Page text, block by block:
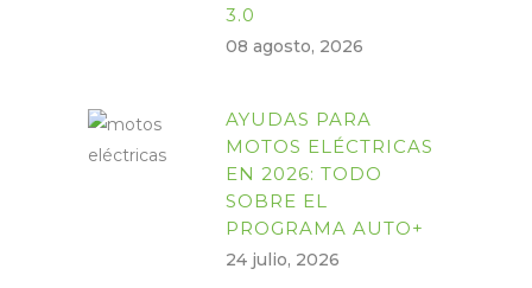
3.0
08 agosto, 2026
AYUDAS PARA
MOTOS ELÉCTRICAS
EN 2026: TODO
SOBRE EL
PROGRAMA AUTO+
24 julio, 2026